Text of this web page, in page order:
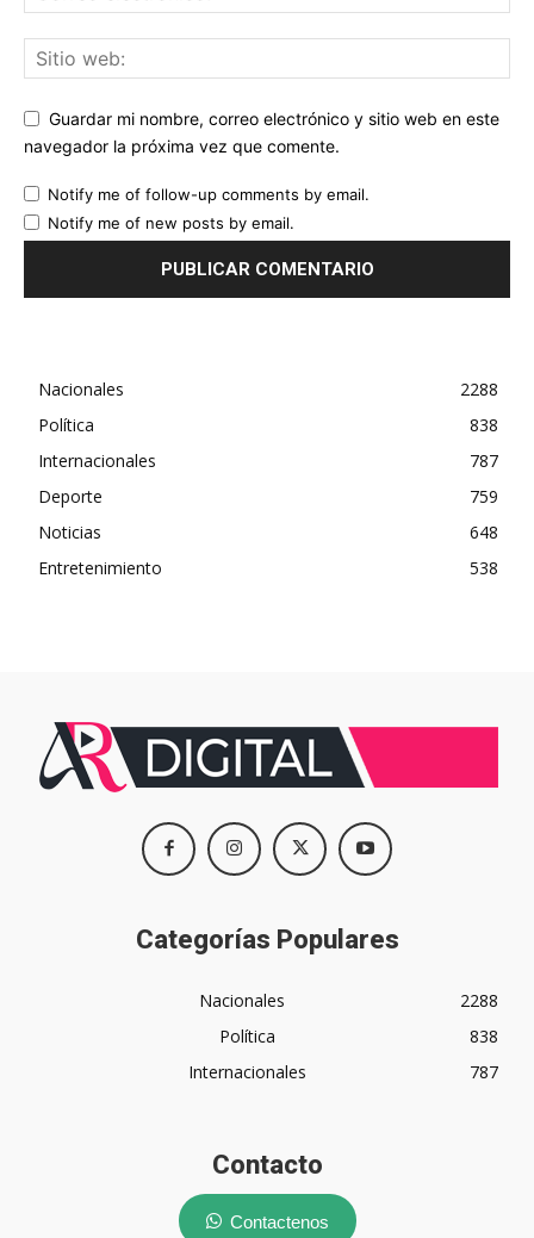
Guardar mi nombre, correo electrónico y sitio web en este
navegador la próxima vez que comente.
Notify me of follow-up comments by email.
Notify me of new posts by email.
Nacionales
2288
Política
838
Internacionales
787
Deporte
759
Noticias
648
Entretenimiento
538
Categorías Populares
Nacionales
2288
Política
838
Internacionales
787
Contacto
Contactenos